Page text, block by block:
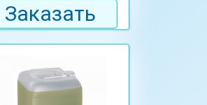
Заказать